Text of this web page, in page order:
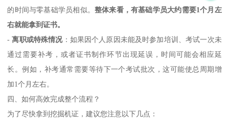
的时间与零基础学员相似。 整体来看，有基础学员大约需要1个月左
右就能拿到证书。
-离职或特殊情况：如果因个人原因未能及时参加培训、考试一次未
通过需要补考，或者证书制作环节出现延误，时间可能会相应延
长。例如，补考通常需要等待下一个考试批次，这可能使总周期增
加1个月左右。
四、如何高效完成整个流程？
为了尽快拿到挖掘机证，建议您注意以下几点：